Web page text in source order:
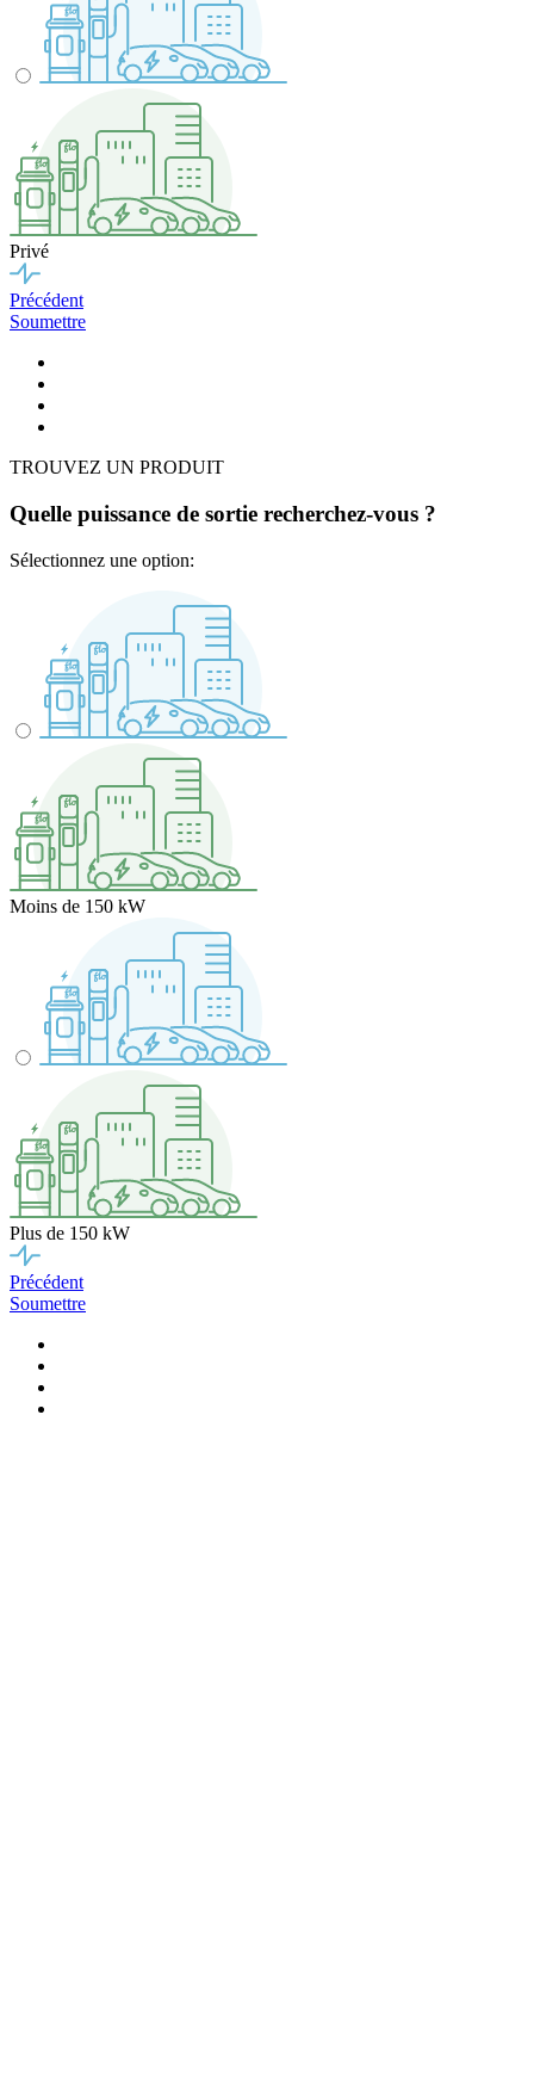
Privé
Précédent
Soumettre
TROUVEZ UN PRODUIT
Quelle puissance de sortie recherchez-vous ?
Sélectionnez une option:
Moins de 150 kW
Plus de 150 kW
Précédent
Soumettre